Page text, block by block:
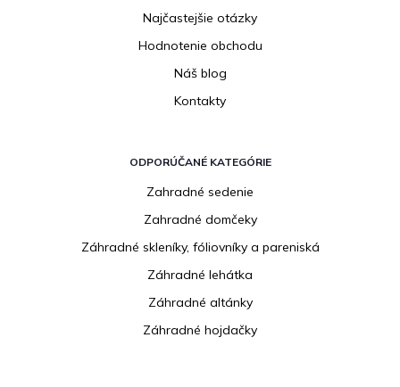
Najčastejšie otázky
Hodnotenie obchodu
Náš blog
Kontakty
ODPORÚČANÉ KATEGÓRIE
Zahradné sedenie
Zahradné domčeky
Záhradné skleníky, fóliovníky a pareniská
Záhradné lehátka
Záhradné altánky
Záhradné hojdačky